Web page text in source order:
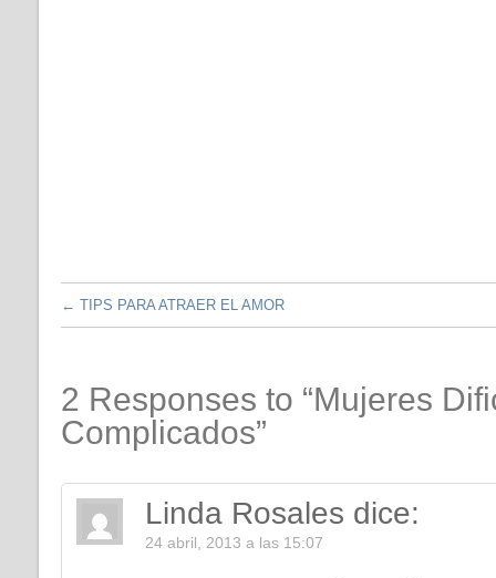
← TIPS PARA ATRAER EL AMOR
2 Responses to “Mujeres
Complicados”
Linda Rosales dice:
24 abril, 2013 a las 15:07